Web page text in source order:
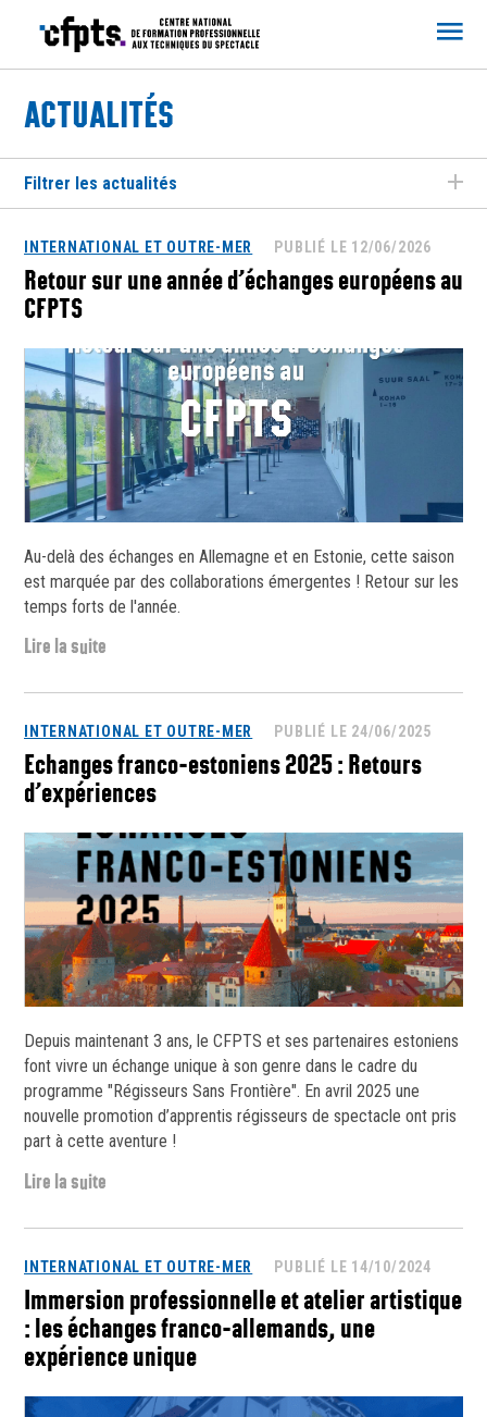
ACTUALITÉS
Filtrer les actualités
INTERNATIONAL ET OUTRE-MER PUBLIÉ LE 12/06/2026
Retour sur une année d’échanges européens au
CFPTS
Au-delà des échanges en Allemagne et en Estonie, cette saison
est marquée par des collaborations émergentes ! Retour sur les
temps forts de l'année.
Lire la suite
INTERNATIONAL ET OUTRE-MER PUBLIÉ LE 24/06/2025
Echanges franco-estoniens 2025 : Retours
d’expériences
Depuis maintenant 3 ans, le CFPTS et ses partenaires estoniens
font vivre un échange unique à son genre dans le cadre du
programme "Régisseurs Sans Frontière". En avril 2025 une
nouvelle promotion d’apprentis régisseurs de spectacle ont pris
part à cette aventure !
Lire la suite
INTERNATIONAL ET OUTRE-MER PUBLIÉ LE 14/10/2024
Immersion professionnelle et atelier artistique
: les échanges franco-allemands, une
expérience unique